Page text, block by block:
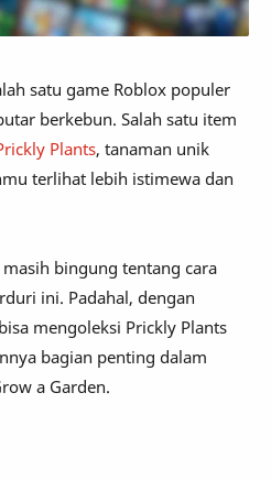
satu game Roblox populer
berkebun. Salah satu item
Plants, tanaman unik
terlihat lebih istimewa dan
bingung tentang cara
ini. Padahal, dengan
mengoleksi Prickly Plants
bagian penting dalam
a Garden.